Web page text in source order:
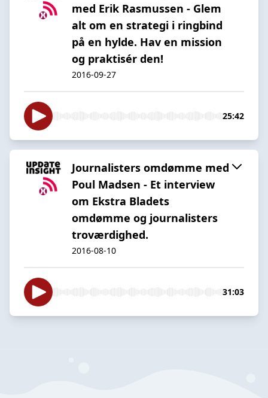
med Erik Rasmussen - Glem
alt om en strategi i ringbind
på en hylde. Hav en mission
og praktisér den!
2016-09-27
25:42
Journalisters omdømme med
Poul Madsen - Et interview
om Ekstra Bladets
omdømme og journalisters
troværdighed.
2016-08-10
31:03